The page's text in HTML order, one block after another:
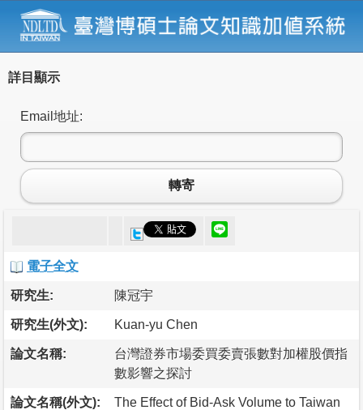
詳目顯示
Email地址:
轉寄
電子全文
研究生: 陳冠宇
研究生(外文): Kuan-yu Chen
論文名稱:
台灣證券市場委買委賣張數對加權股價指
數影響之探討
論文名稱(外文):
The Effect of Bid-Ask Volume to Taiwan